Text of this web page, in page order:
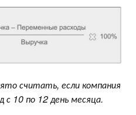
считать, если компания
с 10 по 12 день месяца.